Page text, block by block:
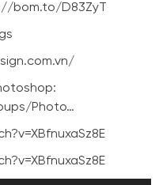
bom.to/D83ZyT
Photo…